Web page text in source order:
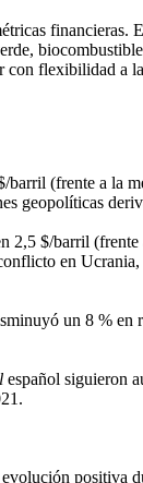
financieras.
flexibilidad
(frente a la
geopolíticas
2,5 $/barril
en
un 8 %
español siguieron